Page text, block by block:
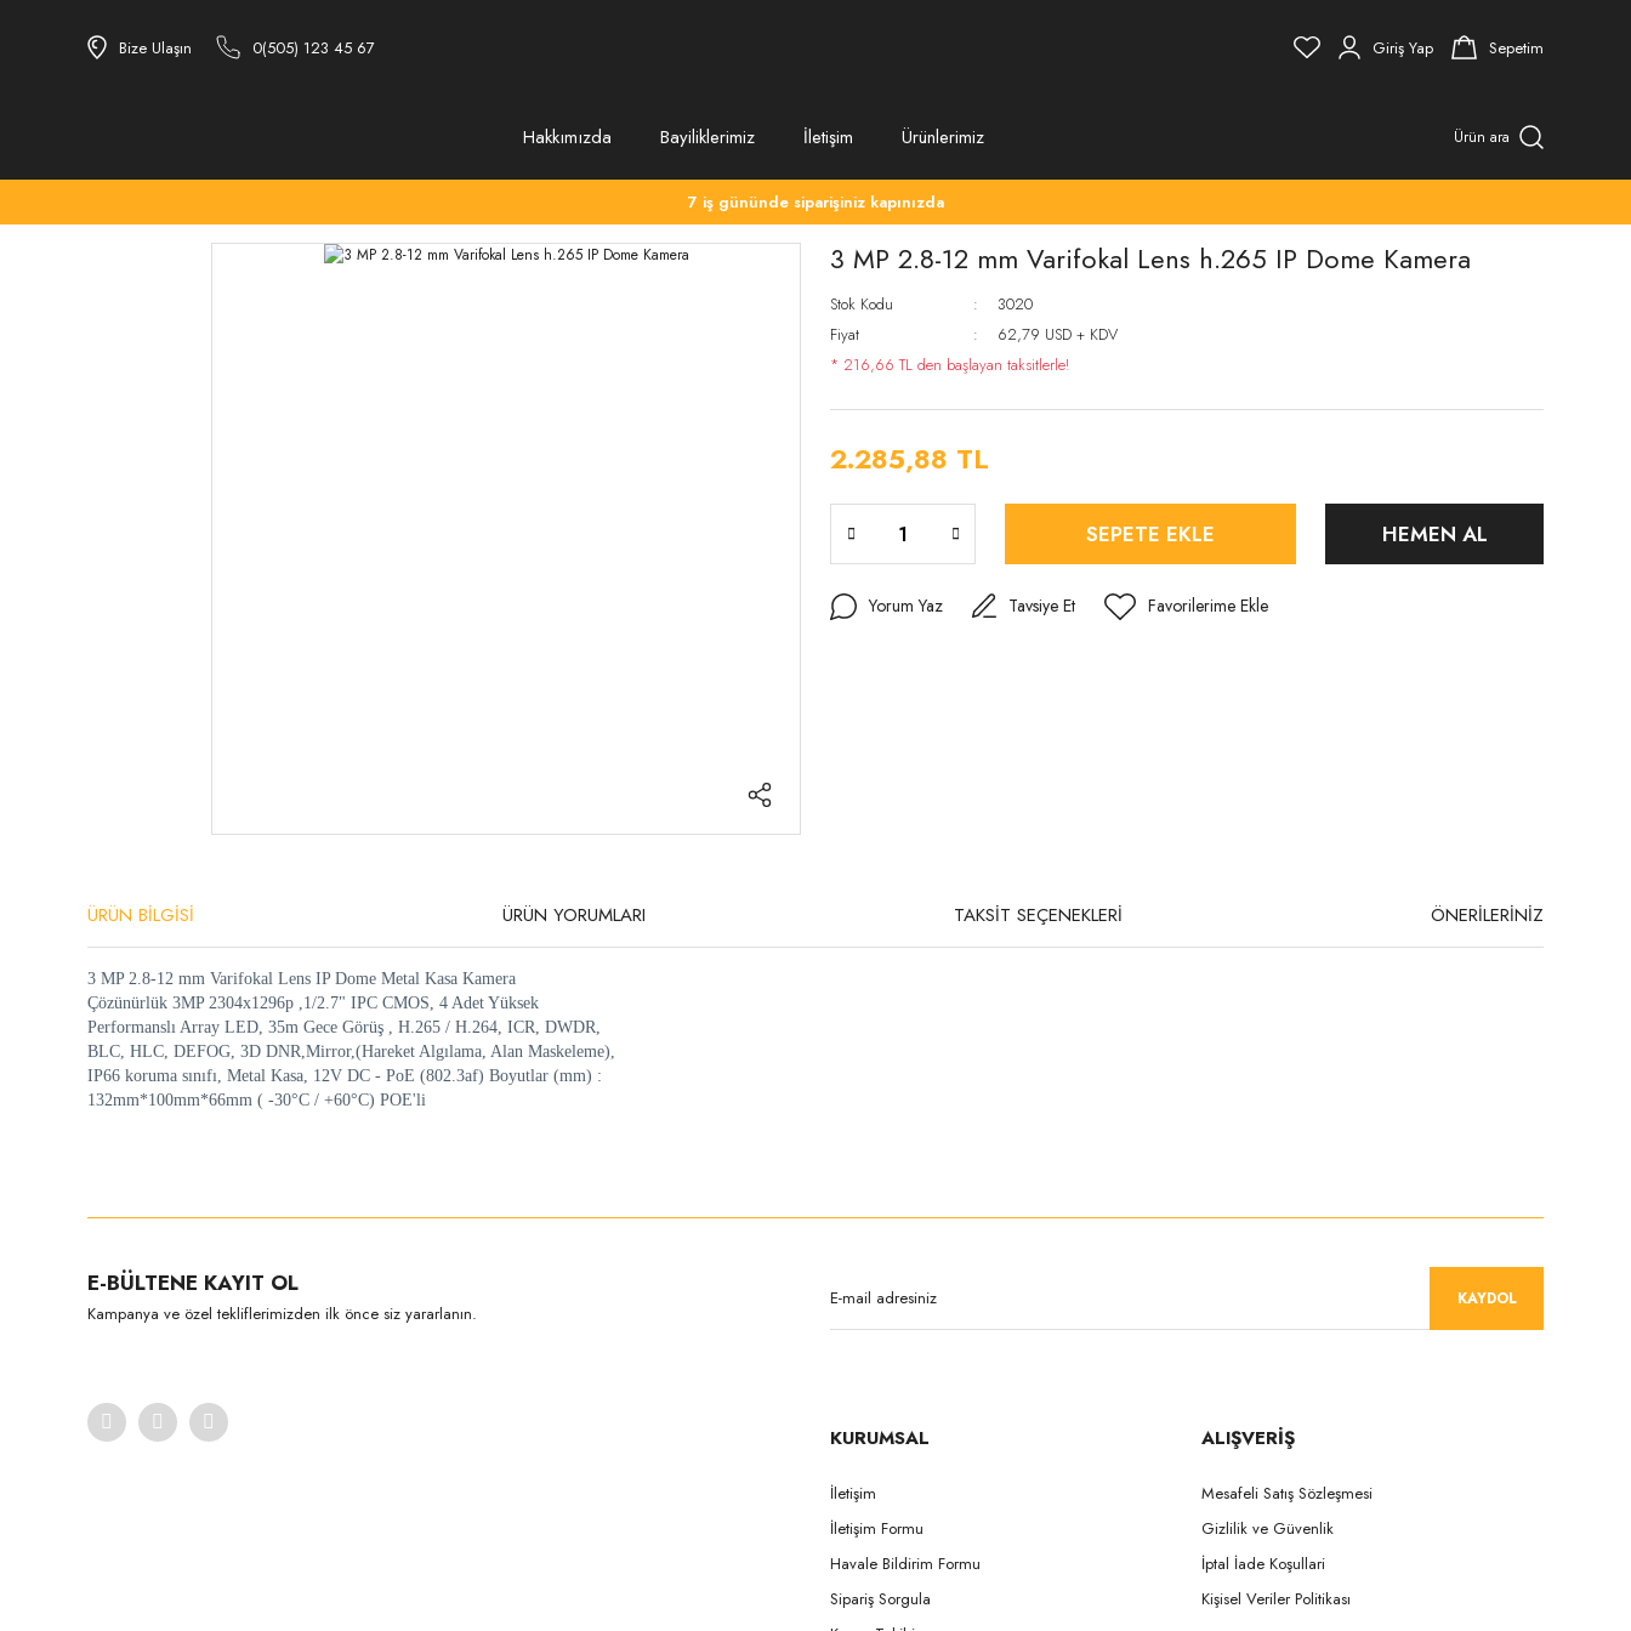
Bize Ulaşın 0(505) 123 45 67 Giriş Yap Sepetim
Hakkımızda Bayiliklerimiz İletişim Ürünlerimiz Ürün ara
7 iş gününde siparişiniz kapınızda
3 MP 2.8-12 mm Varifokal Lens h.265 IP Dome Kamera
Stok Kodu
3020
Fiyat
62,79 USD + KDV
* 216,66 TL den başlayan taksitlerle!
2.285,88 TL
SEPETE EKLE HEMEN AL
Yorum Yaz Tavsiye Et
ÜRÜN BİLGİSİ ÜRÜN YORUMLARI TAKSİT SEÇENEKLERİ ÖNERİLERİNİZ
3 MP 2.8-12 mm Varifokal Lens IP Dome Metal Kasa Kamera
Çözünürlük 3MP 2304x1296p ,1/2.7" IPC CMOS, 4 Adet Yüksek
Performanslı Array LED, 35m Gece Görüş , H.265 / H.264, ICR, DWDR,
BLC, HLC, DEFOG, 3D DNR,Mirror,(Hareket Algılama, Alan Maskeleme),
IP66 koruma sınıfı, Metal Kasa, 12V DC - PoE (802.3af) Boyutlar (mm) :
132mm*100mm*66mm ( -30°C / +60°C) POE'li
Ürün açıklamasında eksik bilgiler bulunuyor.
Ürün bilgilerinde hatalar bulunuyor.
E-BÜLTENE KAYIT OL
Kampanya ve özel tekliflerimizden ilk önce siz yararlanın.
KAYDOL
KURUMSAL
İletişim
İletişim Formu
Havale Bildirim Formu
Sipariş Sorgula
ALIŞVERİŞ
Mesafeli Satış Sözleşmesi
Gizlilik ve Güvenlik
İptal İade Koşullari
Kişisel Veriler Politikası